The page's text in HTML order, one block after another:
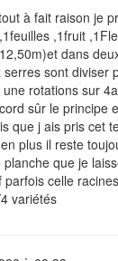
à fait raison je
,1fruit
dans
sont diviser
rotations sur
sûr le principe
que j ais pris cet
plus il reste
que je
celle
variétés